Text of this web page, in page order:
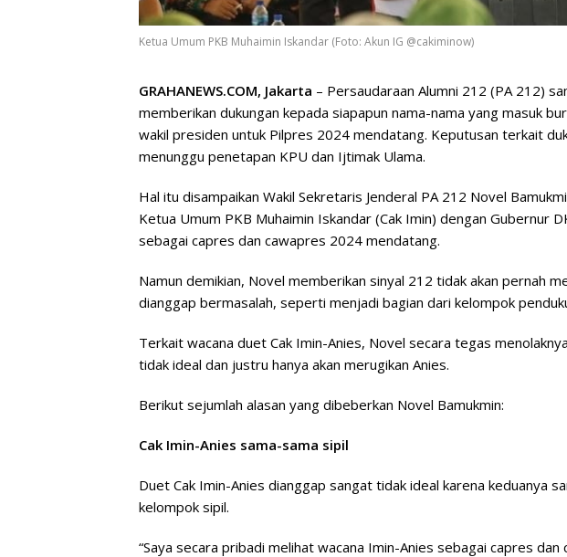
Ketua Umum PKB Muhaimin Iskandar (Foto: Akun IG @cakiminow)
GRAHANEWS.COM, Jakarta – Persaudaraan Alumni 212 (PA 212)
memberikan dukungan kepada siapapun nama-nama yang masuk
wakil presiden untuk Pilpres 2024 mendatang. Keputusan terkait
menunggu penetapan KPU dan Ijtimak Ulama.
Hal itu disampaikan Wakil Sekretaris Jenderal PA 212 Novel
Ketua Umum PKB Muhaimin Iskandar (Cak Imin) dengan Gubernur
sebagai capres dan cawapres 2024 mendatang.
Namun demikian, Novel memberikan sinyal 212 tidak akan pernah
dianggap bermasalah, seperti menjadi bagian dari kelompok
Terkait wacana duet Cak Imin-Anies, Novel secara tegas
tidak ideal dan justru hanya akan merugikan Anies.
Berikut sejumlah alasan yang dibeberkan Novel Bamukmin:
Cak Imin-Anies sama-sama sipil
Duet Cak Imin-Anies dianggap sangat tidak ideal karena keduanya
kelompok sipil.
“Saya secara pribadi melihat wacana Imin-Anies sebagai capres